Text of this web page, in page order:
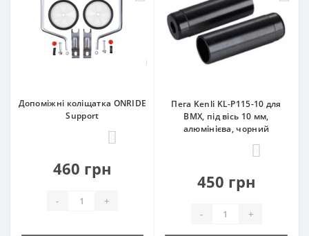
Допоміжні коліщатка ONRIDE
Support
460 грн
- +
Пега Kenli KL-P115-10 для
BMX, під вісь 10 мм,
алюмінієва, чорний
450 грн
- +